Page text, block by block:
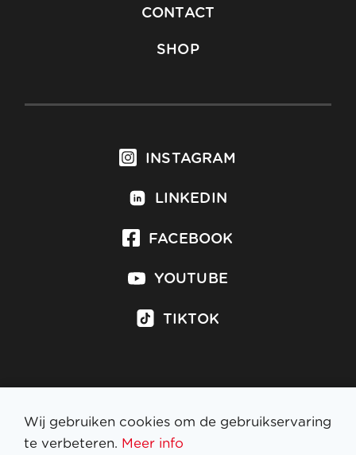
CONTACT
SHOP
INSTAGRAM
LINKEDIN
FACEBOOK
YOUTUBE
TIKTOK
Inschrijven op nieuwsbrief
Wij gebruiken cookies om de gebruikservaring
te verbeteren. Meer info